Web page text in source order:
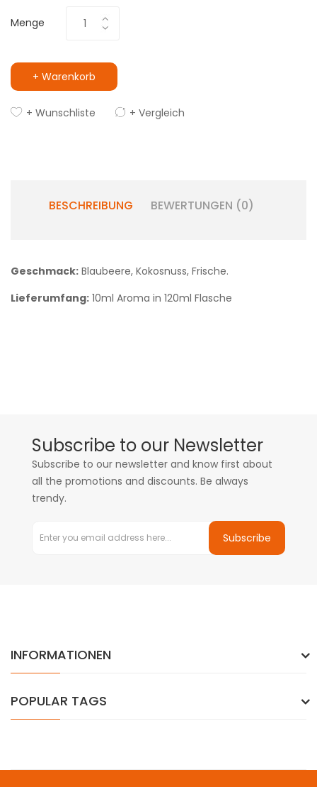
Menge
+ Warenkorb
+ Wunschliste + Vergleich
BESCHREIBUNG BEWERTUNGEN (0)
Geschmack: Blaubeere, Kokosnuss, Frische.
Lieferumfang: 10ml Aroma in 120ml Flasche
Subscribe to our Newsletter
Subscribe to our newsletter and know first about
all the promotions and discounts. Be always
trendy.
Subscribe
INFORMATIONEN
POPULAR TAGS